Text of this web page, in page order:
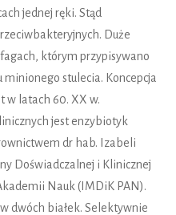
jednej ręki. Stąd
Duże
którym przypisywano
minionego stulecia. Koncepcja
w latach 60. XX w.
jest enzybiotyk
dr hab. Izabeli
Doświadczalnej i Klinicznej
Nauk (IMDiK PAN).
dwóch białek. Selektywnie